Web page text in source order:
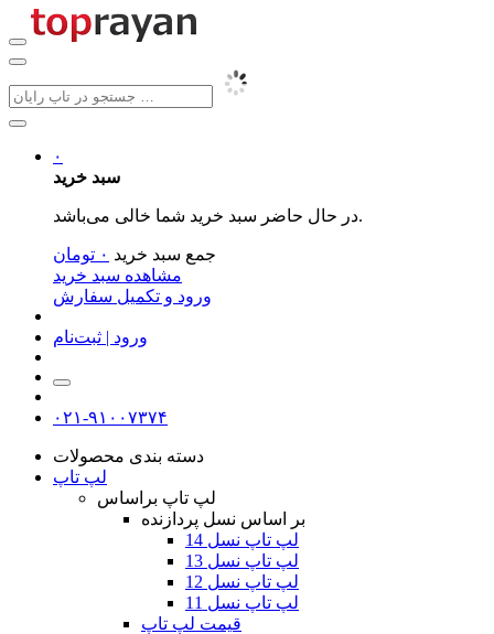
۰
سبد خرید
در حال حاضر سبد خرید شما خالی می‌باشد.
جمع سبد خرید ۰ تومان
مشاهده سبد خرید
ورود و تکمیل سفارش
ورود | ثبت‌نام
۰۲۱-۹۱۰۰۷۳۷۴
دسته بندی محصولات
لپ تاپ
لپ تاپ براساس
بر اساس نسل پردازنده
لپ تاپ نسل 14
لپ تاپ نسل 13
لپ تاپ نسل 12
لپ تاپ نسل 11
قیمت لپ تاپ